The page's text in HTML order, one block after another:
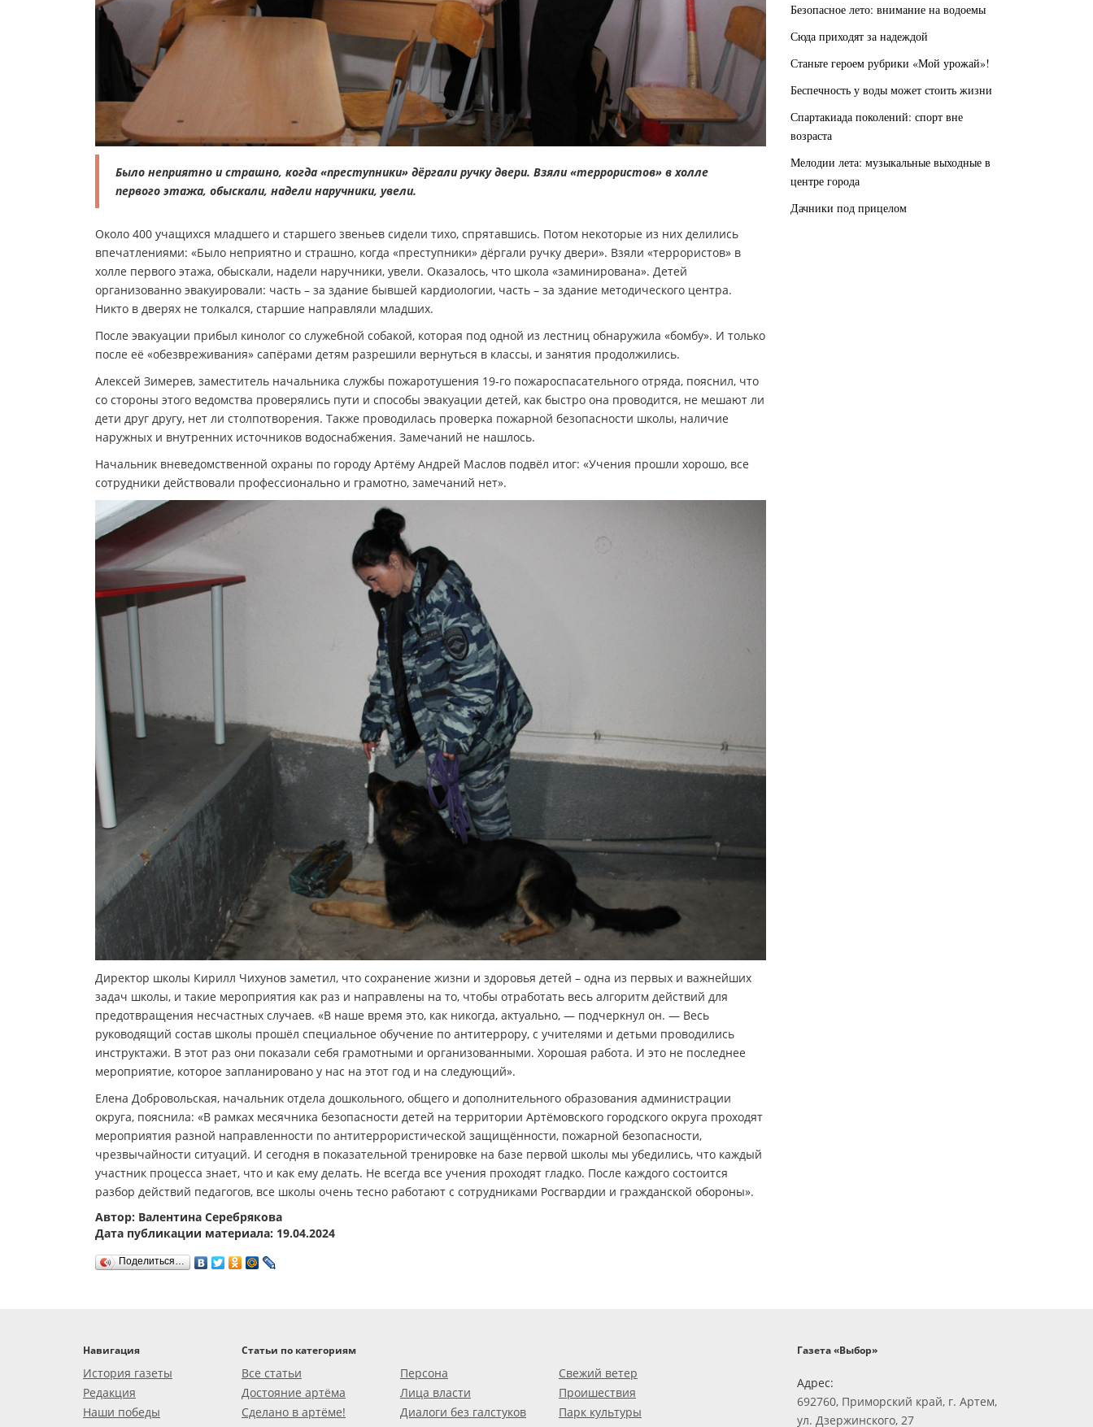
Было неприятно и страшно, когда «преступники» дёргали ручку двери. Взяли «террористов» в холле
первого этажа, обыскали, надели наручники, увели.
Около 400 учащихся младшего и старшего звеньев сидели тихо, спрятавшись. Потом некоторые из них делились
впечатлениями: «Было неприятно и страшно, когда «преступники» дёргали ручку двери». Взяли «террористов» в
холле первого этажа, обыскали, надели наручники, увели. Оказалось, что школа «заминирована». Детей
организованно эвакуировали: часть – за здание бывшей кардиологии, часть – за здание методического центра.
Никто в дверях не толкался, старшие направляли младших.
После эвакуации прибыл кинолог со служебной собакой, которая под одной из лестниц обнаружила «бомбу». И только
после её «обезвреживания» сапёрами детям разрешили вернуться в классы, и занятия продолжились.
Алексей Зимерев, заместитель начальника службы пожаротушения 19-го пожароспасательного отряда, пояснил, что
со стороны этого ведомства проверялись пути и способы эвакуации детей, как быстро она проводится, не мешают ли
дети друг другу, нет ли столпотворения. Также проводилась проверка пожарной безопасности школы, наличие
наружных и внутренних источников водоснабжения. Замечаний не нашлось.
Начальник вневедомственной охраны по городу Артёму Андрей Маслов подвёл итог: «Учения прошли хорошо, все
сотрудники действовали профессионально и грамотно, замечаний нет».
Директор школы Кирилл Чихунов заметил, что сохранение жизни и здоровья детей – одна из первых и важнейших
задач школы, и такие мероприятия как раз и направлены на то, чтобы отработать весь алгоритм действий для
предотвращения несчастных случаев. «В наше время это, как никогда, актуально, — подчеркнул он. — Весь
руководящий состав школы прошёл специальное обучение по антитеррору, с учителями и детьми проводились
инструктажи. В этот раз они показали себя грамотными и организованными. Хорошая работа. И это не последнее
мероприятие, которое запланировано у нас на этот год и на следующий».
Елена Добровольская, начальник отдела дошкольного, общего и дополнительного образования администрации
округа, пояснила: «В рамках месячника безопасности детей на территории Артёмовского городского округа проходят
мероприятия разной направленности по антитеррористической защищённости, пожарной безопасности,
чрезвычайности ситуаций. И сегодня в показательной тренировке на базе первой школы мы убедились, что каждый
участник процесса знает, что и как ему делать. Не всегда все учения проходят гладко. После каждого состоится
разбор действий педагогов, все школы очень тесно работают с сотрудниками Росгвардии и гражданской обороны».
Автор: Валентина Серебрякова
Дата публикации материала: 19.04.2024
Поделиться…
Безопасное лето: внимание на водоемы
Сюда приходят за надеждой
Станьте героем рубрики «Мой урожай»!
Беспечность у воды может стоить жизни
Спартакиада поколений: спорт вне
возраста
Мелодии лета: музыкальные выходные в
центре города
Дачники под прицелом
Навигация
История газеты
Редакция
Наши победы
Статьи по категориям
Все статьи
Достояние артёма
Сделано в артёме!
Персона
Лица власти
Диалоги без галстуков
Свежий ветер
Проишествия
Парк культуры
Газета «Выбор»
Адрес:
692760, Приморский край, г. Артем,
ул. Дзержинского, 27